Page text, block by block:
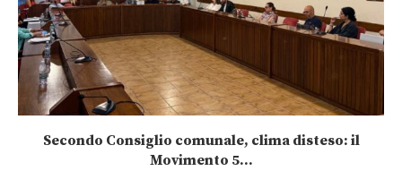
Secondo Consiglio comunale, clima disteso: il
Movimento 5...